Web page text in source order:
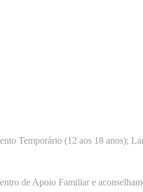
Temporário (12 aos 18 anos);
de Apoio Familiar e